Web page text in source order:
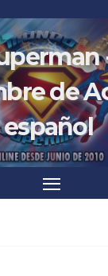
de
español